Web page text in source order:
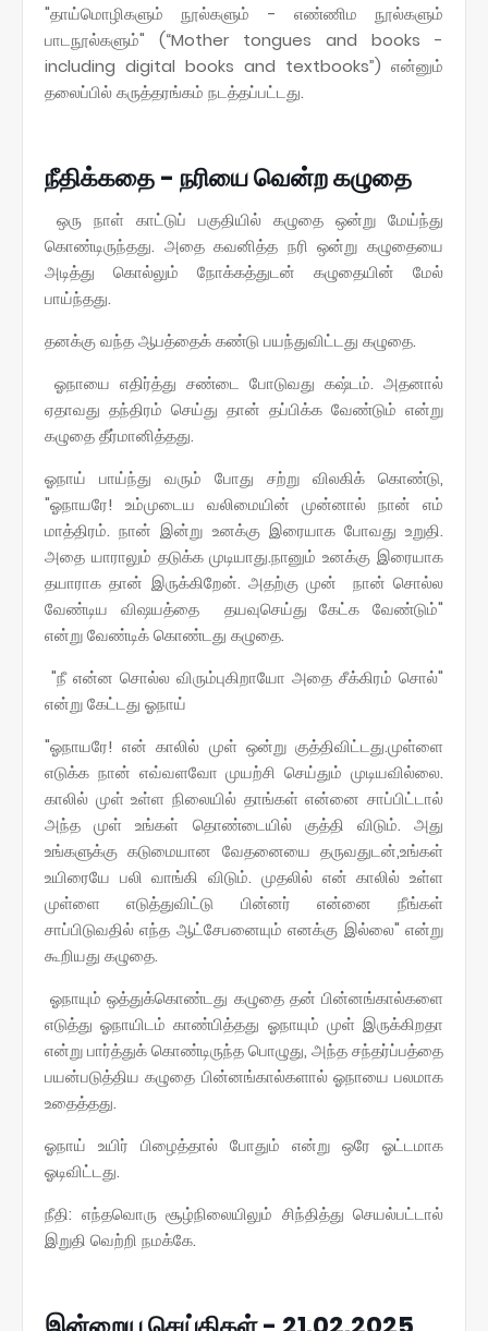
"தாய்மொழிகளும் நூல்களும் - எண்ணிம நூல்களும்
பாடநூல்களும்" (“Mother tongues and books -
including digital books and textbooks”) என்னும்
தலைப்பில் கருத்தரங்கம் நடத்தப்பட்டது.
நீதிக்கதை - நரியை வென்ற கழுதை
ஒரு நாள் காட்டுப் பகுதியில் கழுதை ஒன்று மேய்ந்து
கொண்டிருந்தது. அதை கவனித்த நரி ஒன்று கழுதையை
அடித்து கொல்லும் நோக்கத்துடன் கழுதையின் மேல்
பாய்ந்தது.
தனக்கு வந்த ஆபத்தைக் கண்டு பயந்துவிட்டது கழுதை.
ஓநாயை எதிர்த்து சண்டை போடுவது கஷ்டம். அதனால்
ஏதாவது தந்திரம் செய்து தான் தப்பிக்க வேண்டும் என்று
கழுதை தீர்மானித்தது.
ஓநாய் பாய்ந்து வரும் போது சற்று விலகிக் கொண்டு,
"ஓநாயரே! உம்முடைய வலிமையின் முன்னால் நான் எம்
மாத்திரம். நான் இன்று உனக்கு இரையாக போவது உறுதி.
அதை யாராலும் தடுக்க முடியாது.நானும் உனக்கு இரையாக
தயாராக தான் இருக்கிறேன். அதற்கு முன் நான் சொல்ல
வேண்டிய விஷயத்தை தயவுசெய்து கேட்க வேண்டும்"
என்று வேண்டிக் கொண்டது கழுதை.
"நீ என்ன சொல்ல விரும்புகிறாயோ அதை சீக்கிரம் சொல்"
என்று கேட்டது ஓநாய்
"ஓநாயரே! என் காலில் முள் ஒன்று குத்திவிட்டது.முள்ளை
எடுக்க நான் எவ்வளவோ முயற்சி செய்தும் முடியவில்லை.
காலில் முள் உள்ள நிலையில் தாங்கள் என்னை சாப்பிட்டால்
அந்த முள் உங்கள் தொண்டையில் குத்தி விடும். அது
உங்களுக்கு கடுமையான வேதனையை தருவதுடன்,உங்கள்
உயிரையே பலி வாங்கி விடும். முதலில் என் காலில் உள்ள
முள்ளை எடுத்துவிட்டு பின்னர் என்னை நீங்கள்
சாப்பிடுவதில் எந்த ஆட்சேபனையும் எனக்கு இல்லை" என்று
கூறியது கழுதை.
ஓநாயும் ஒத்துக்கொண்டது கழுதை தன் பின்னங்கால்களை
எடுத்து ஓநாயிடம் காண்பித்தது ஓநாயும் முள் இருக்கிறதா
என்று பார்த்துக் கொண்டிருந்த பொழுது, அந்த சந்தர்ப்பத்தை
பயன்படுத்திய கழுதை பின்னங்கால்களால் ஓநாயை பலமாக
உதைத்தது.
ஓநாய் உயிர் பிழைத்தால் போதும் என்று ஒரே ஓட்டமாக
ஓடிவிட்டது.
நீதி: எந்தவொரு சூழ்நிலையிலும் சிந்தித்து செயல்பட்டால்
இறுதி வெற்றி நமக்கே.